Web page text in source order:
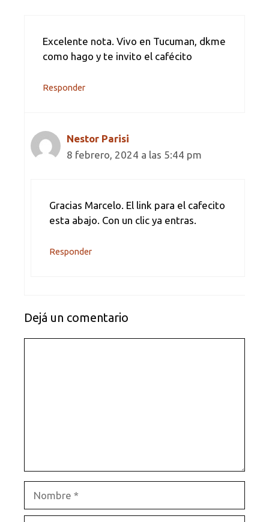
Excelente nota. Vivo en Tucuman, dkme
como hago y te invito el cafécito
Responder
Nestor Parisi
8 febrero, 2024 a las 5:44 pm
Gracias Marcelo. El link para el cafecito
esta abajo. Con un clic ya entras.
Responder
Dejá un comentario